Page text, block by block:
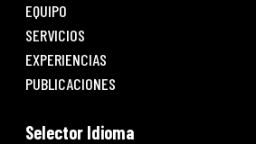
EQUIPO
SERVICIOS
EXPERIENCIAS
PUBLICACIONES
Selector Idioma